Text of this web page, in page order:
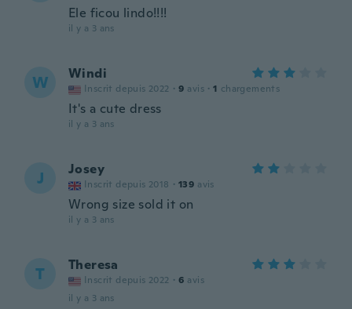
Ele ficou lindo!!!!
il y a 3 ans
W Windi
Inscrit depuis 2022 · 9 avis · 1 chargements
It's a cute dress
il y a 3 ans
J Josey
Inscrit depuis 2018 · 139 avis
Wrong size sold it on
il y a 3 ans
T Theresa
Inscrit depuis 2022 · 6 avis
il y a 3 ans